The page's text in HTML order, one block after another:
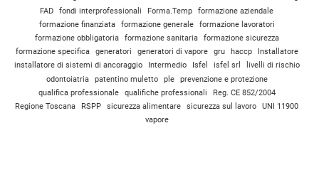
FAD
fondi interprofessionali Forma.Temp
formazione aziendale
formazione finanziata
formazione generale
formazione lavoratori
formazione obbligatoria
formazione sanitaria
formazione sicurezza
formazione specifica
generatori generatori di vapore gru haccp
Installatore
installatore di sistemi di ancoraggio
Intermedio Isfel isfel srl
livelli di rischio
odontoiatria
patentino muletto ple
prevenzione e protezione
qualifica professionale
qualifiche professionali
Reg. CE 852/2004
Regione Toscana
RSPP sicurezza alimentare sicurezza sul lavoro
UNI 11900
vapore